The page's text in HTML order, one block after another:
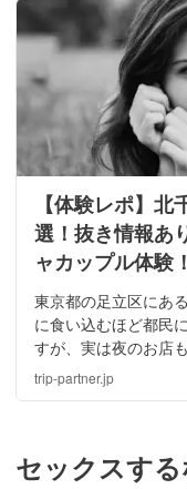
【体験レポ】
選！抜き情報あ
ャカップル体験！
東京都の足立区にあ
に食い込むほど都民
すが、実は夜のお店
北千住のセクキャバ
で、紹介させていた
trip-partner.jp
セックスす